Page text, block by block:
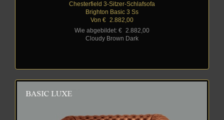
Chesterfield 3-Sitzer-Schlafsofa
Brighton Basic 3 Ss
Von € 2.882,00
Wie abgebildet: €
2.882,00
Cloudy Brown Dark